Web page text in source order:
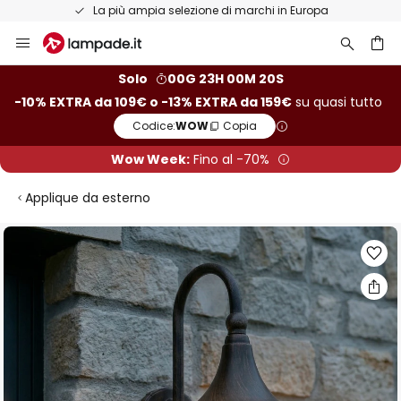
La più ampia selezione di marchi in Europa
Salta
al
Solo
00G 23H 00M 19S
-10% EXTRA da 109€ o -13% EXTRA da 159€ su quasi tutto
Codice:WOW Copia
Wow Week: Fino al -70%
Applique da esterno
Vai
galleria
immagini